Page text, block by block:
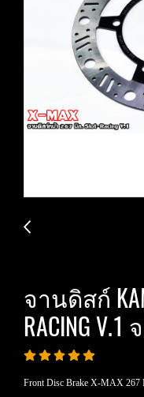
จานดิสก์
RACING
Front Disc Brake X-MAX 267